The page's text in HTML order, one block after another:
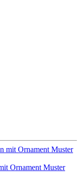
Ornament Muster